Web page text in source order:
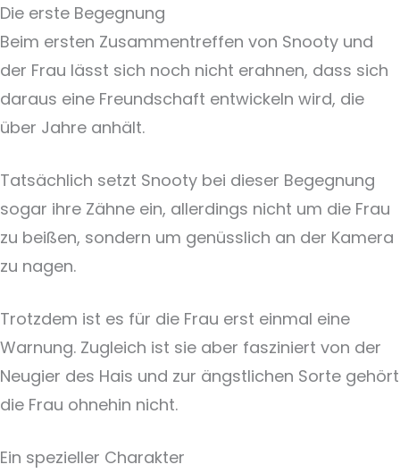
Die erste Begegnung
Beim ersten Zusammentreffen von Snooty und
der Frau lässt sich noch nicht erahnen, dass sich
daraus eine Freundschaft entwickeln wird, die
über Jahre anhält.
Tatsächlich setzt Snooty bei dieser Begegnung
sogar ihre Zähne ein, allerdings nicht um die Frau
zu beißen, sondern um genüsslich an der Kamera
zu nagen.
Trotzdem ist es für die Frau erst einmal eine
Warnung. Zugleich ist sie aber fasziniert von der
Neugier des Hais und zur ängstlichen Sorte gehört
die Frau ohnehin nicht.
Ein spezieller Charakter